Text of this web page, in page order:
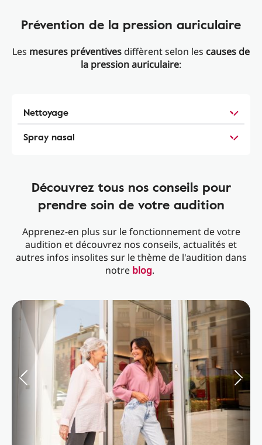
Prévention de la pression auriculaire
Les mesures préventivesdiffèrent selon les causes de
la pression auriculaire:
Nettoyage
Spray nasal
Découvrez tous nos conseils pour
prendre soin de votre audition
Apprenez-en plus sur le fonctionnement de votre
audition et découvrez nos conseils, actualités et
autres infos insolites sur le thème de l'audition dans
notre blog.